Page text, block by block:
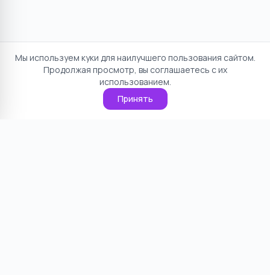
Мы используем куки для наилучшего пользования сайтом.
Продолжая просмотр, вы соглашаетесь с их
использованием.
Принять